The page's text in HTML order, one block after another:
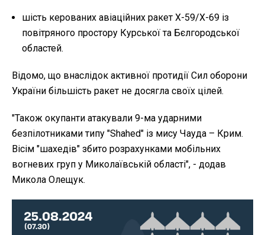
шість керованих авіаційних ракет Х-59/Х-69 із
повітряного простору Курської та Бєлгородської
областей.
Відомо, що внаслідок активної протидії Сил оборони
України більшість ракет не досягла своїх цілей.
"Також окупанти атакували 9-ма ударними
безпілотниками типу "Shahed" із мису Чауда – Крим.
Вісім "шахедів" збито розрахунками мобільних
вогневих груп у Миколаївській області", - додав
Микола Олещук.